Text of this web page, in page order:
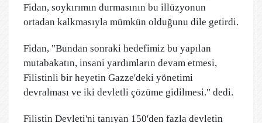
Fidan, soykırımın durmasının bu illüzyonun
ortadan kalkmasıyla mümkün olduğunu dile getirdi.
Fidan, "Bundan sonraki hedefimiz bu yapılan
mutabakatın, insani yardımların devam etmesi,
Filistinli bir heyetin Gazze'deki yönetimi
devralması ve iki devletli çözüme gidilmesi." dedi.
Filistin Devleti'ni tanıyan 150'den fazla devletin